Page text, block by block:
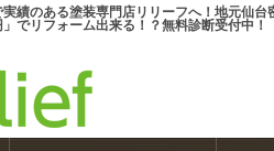
績のある塗装専門店リリーフへ！地元仙
でリフォーム出来る！？無料診断受付中！